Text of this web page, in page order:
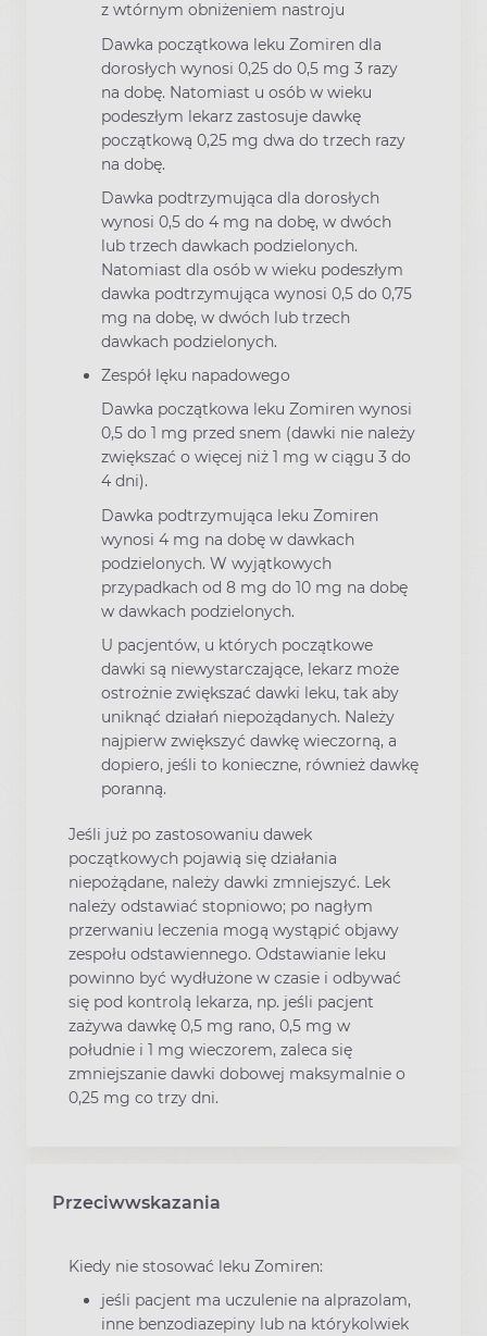
z wtórnym obniżeniem nastroju
Dawka początkowa leku Zomiren dla
dorosłych wynosi 0,25 do 0,5 mg 3 razy
na dobę. Natomiast u osób w wieku
podeszłym lekarz zastosuje dawkę
początkową 0,25 mg dwa do trzech razy
na dobę.
Dawka podtrzymująca dla dorosłych
wynosi 0,5 do 4 mg na dobę, w dwóch
lub trzech dawkach podzielonych.
Natomiast dla osób w wieku podeszłym
dawka podtrzymująca wynosi 0,5 do 0,75
mg na dobę, w dwóch lub trzech
dawkach podzielonych.
Zespół lęku napadowego
Dawka początkowa leku Zomiren wynosi
0,5 do 1 mg przed snem (dawki nie należy
zwiększać o więcej niż 1 mg w ciągu 3 do
4 dni).
Dawka podtrzymująca leku Zomiren
wynosi 4 mg na dobę w dawkach
podzielonych. W wyjątkowych
przypadkach od 8 mg do 10 mg na dobę
w dawkach podzielonych.
U pacjentów, u których początkowe
dawki są niewystarczające, lekarz może
ostrożnie zwiększać dawki leku, tak aby
uniknąć działań niepożądanych. Należy
najpierw zwiększyć dawkę wieczorną, a
dopiero, jeśli to konieczne, również dawkę
poranną.
Jeśli już po zastosowaniu dawek
początkowych pojawią się działania
niepożądane, należy dawki zmniejszyć. Lek
należy odstawiać stopniowo; po nagłym
przerwaniu leczenia mogą wystąpić objawy
zespołu odstawiennego. Odstawianie leku
powinno być wydłużone w czasie i odbywać
się pod kontrolą lekarza, np. jeśli pacjent
zażywa dawkę 0,5 mg rano, 0,5 mg w
południe i 1 mg wieczorem, zaleca się
zmniejszanie dawki dobowej maksymalnie o
0,25 mg co trzy dni.
Przeciwwskazania
Kiedy nie stosować leku Zomiren:
jeśli pacjent ma uczulenie na alprazolam,
inne benzodiazepiny lub na którykolwiek